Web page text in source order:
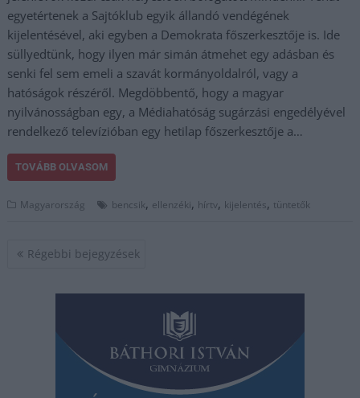
egyetértenek a Sajtóklub egyik állandó vendégének
kijelentésével, aki egyben a Demokrata főszerkesztője is. Ide
süllyedtünk, hogy ilyen már simán átmehet egy adásban és
senki fel sem emeli a szavát kormányoldalról, vagy a
hatóságok részéről. Megdöbbentő, hogy a magyar
nyilvánosságban egy, a Médiahatóság sugárzási engedélyével
rendelkező televízióban egy hetilap főszerkesztője a…
TOVÁBB OLVASOM
Magyarország bencsik, ellenzéki, hírtv, kijelentés, tüntetők
Bejegyzés
Régebbi bejegyzések